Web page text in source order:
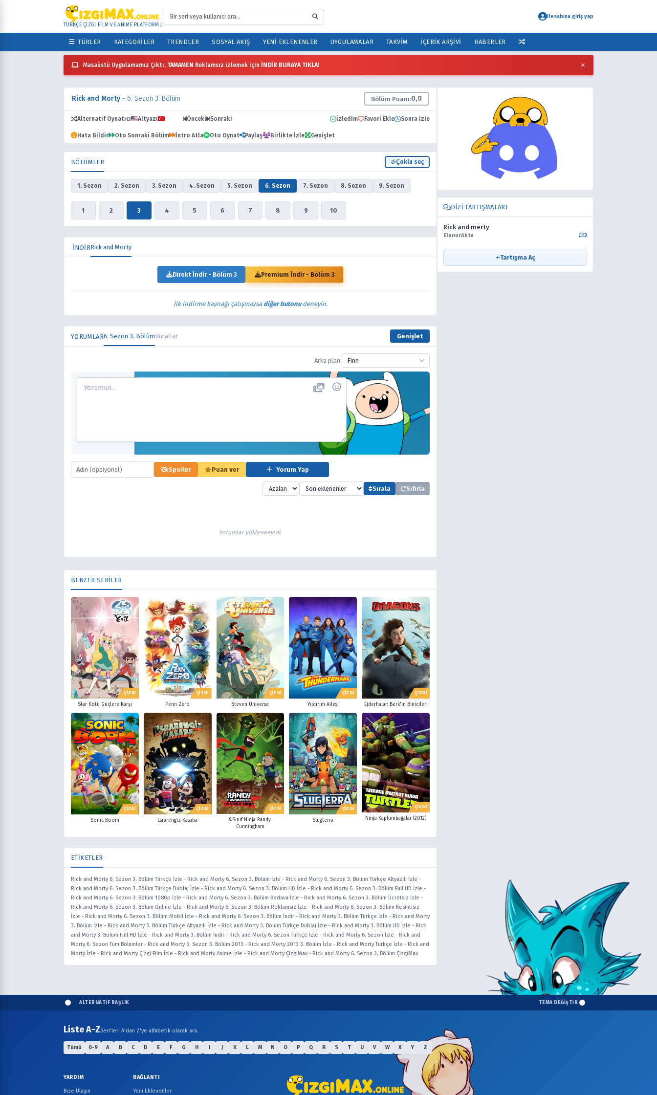
TÜRKÇE ÇİZGİ FİLM VE ANİME PLATFORMU
Hesabına giriş yap
TÜRLER KATEGORILER TRENDLER SOSYAL AKIŞ YENI EKLENENLER UYGULAMALAR TAKVIM İÇERIK ARŞIVI HABERLER
Masaüstü Uygulamamız Çıktı, TAMAMEN Reklamsız izlemek için İNDİR BURAYA TIKLA! ×
Rick and Morty - 6. Sezon 3. Bölüm Bölüm Puanı:0,0
Alternatif Oynatıcı Altyazı Önceki Sonraki İzledim Favori Ekle Sonra izle
Hata Bildir Oto Sonraki Bölüm İntro Atla Oto Oynat Paylaş Birlikte İzle Genişlet
BÖLÜMLER Çoklu seç
1. Sezon 2. Sezon 3. Sezon 4. Sezon 5. Sezon 6. Sezon 7. Sezon 8. Sezon 9. Sezon
1 2 3 4 5 6 7 8 9 10
İNDİRRick and Morty
Direkt İndir - Bölüm 3 Premium İndir - Bölüm 3
İlk indirme kaynağı çalışmazsa diğer butonudeneyin.
YORUMLAR6. Sezon 3. BölümKurallar Genişlet
Arka plan: Finn
Spoiler Puan ver Yorum Yap
Sırala Sıfırla
Yorumlar yüklenemedi.
BENZER SERİLER
ÇİZGİ
Star Kötü Güçlere Karşı
ÇİZGİ
Penn Zero
ÇİZGİ
Steven Universe
ÇİZGİ
Yıldırım Ailesi
ÇİZGİ
Ejderhalar: Berk'in Binicileri
ÇİZGİ
Sonic Boom
ÇİZGİ
Esrarengiz Kasaba
ÇİZGİ
9.Sınıf Ninja Randy
Cunningham
ÇİZGİ
Slugterra
ÇİZGİ
Ninja Kaplumbağalar (2012)
ETİKETLER
Rick and Morty 6. Sezon 3. Bölüm Türkçe İzle - Rick and Morty 6. Sezon 3. Bölüm İzle - Rick and Morty 6. Sezon 3. Bölüm Türkçe Altyazılı İzle -
Rick and Morty 6. Sezon 3. Bölüm Türkçe Dublaj İzle - Rick and Morty 6. Sezon 3. Bölüm HD İzle - Rick and Morty 6. Sezon 3. Bölüm Full HD İzle -
Rick and Morty 6. Sezon 3. Bölüm 1080p İzle - Rick and Morty 6. Sezon 3. Bölüm Bedava İzle - Rick and Morty 6. Sezon 3. Bölüm Ücretsiz İzle -
Rick and Morty 6. Sezon 3. Bölüm Online İzle - Rick and Morty 6. Sezon 3. Bölüm Reklamsız İzle - Rick and Morty 6. Sezon 3. Bölüm Kesintisiz
İzle - Rick and Morty 6. Sezon 3. Bölüm Mobil İzle - Rick and Morty 6. Sezon 3. Bölüm İndir - Rick and Morty 3. Bölüm Türkçe İzle - Rick and Morty
3. Bölüm İzle - Rick and Morty 3. Bölüm Türkçe Altyazılı İzle - Rick and Morty 3. Bölüm Türkçe Dublaj İzle - Rick and Morty 3. Bölüm HD İzle - Rick
and Morty 3. Bölüm Full HD İzle - Rick and Morty 3. Bölüm İndir - Rick and Morty 6. Sezon Türkçe İzle - Rick and Morty 6. Sezon İzle - Rick and
Morty 6. Sezon Tüm Bölümler - Rick and Morty 6. Sezon 3. Bölüm 2013 - Rick and Morty 2013 3. Bölüm İzle - Rick and Morty Türkçe İzle - Rick and
Morty İzle - Rick and Morty Çizgi Film İzle - Rick and Morty Anime İzle - Rick and Morty ÇizgiMax - Rick and Morty 6. Sezon 3. Bölüm ÇizgiMax
DIZI TARTIŞMALARI
Rick and merty
ElanurAkta 2
Tartışma Aç
ALTERNATİF BAŞLIK TEMA DEĞİŞTİR
Liste A-ZSeri'leri A'dan Z'ye alfabetik olarak ara.
Tümü 0-9 A B C D E F G H J K L M N O P Q R S T U V W X Y Z
YARDIM
Bize Ulaşın
BAĞLANTI
Yeni Eklenenler